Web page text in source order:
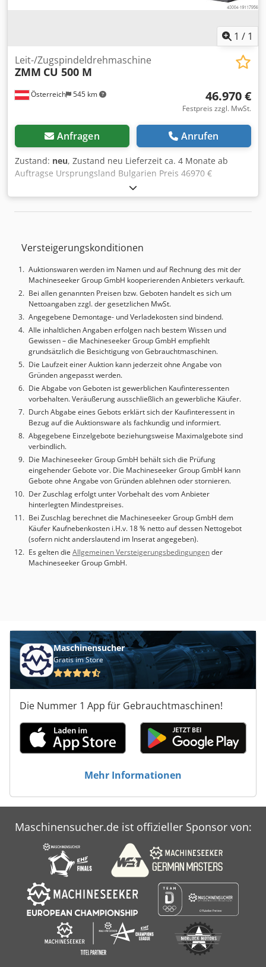
1 / 1
Österreich 545 km
Leit-/Zugspindeldrehmaschine
ZMM CU 500 M
46.970 €
Festpreis zzgl. MwSt.
Anfragen Anrufen
Zustand: neu, Zustand neu Lieferzeit ca. 4 Monate ab
Auftragse Ursprungsland Bulgarien Preis 46970 €
Leasingrate 897.13 € Drehdurchmesser über Bett 500 mm
Spitzenweite 1500 mm Spitzenhöhe 250 mm
Spindelbohrung 80 mm Drehdurchmesser über
Spindeldrehzahl 20-2000 1/min Vorschubanzahl 120
mm/U Gewindeanzahl 64 Gewinde metrisch Bereich 0.5 -
120 mm Gewinde Zoll Bereich 60 - 1/4" Gänge/" Gewinde
Modul Bereich Gewinde DP Bereich 240 - 1 Verstellbereich
Querschlitten 315 mm Verstellbereich Oberschlitten 1 mm
Reitstock Pinolendurchmesser 90 mm Chjdpfswiq Rfex
Agxja Reitstock Aufnahme 5 MK Reitstock Pinolenweg 2
mm Motorleistung 7.5 kW Länge 3100 mm Breite 1250 mm
Höhe 1400 mm Gewicht 2820 kg Antrieb
überSchaltgetriebe 3-Achsen Digitalanzeige Fagor
Schnellwechselstahlhalter Amestra, System wie Multifix
inkl. 4 Halter (3x Rechteck, 1 Rund) 3-Backenfutter Bison
3204/DIN6350, Ø 250 mm Fixer Körner Längsanschlag für
eine Position Kühlmitteleinrichtung Hintere
Spänespritzwand über die gesamte Länge Leit- und
Zugspindelabdeckung Schutz für das Drehfutter
Werkzeughalterschutz Nivellierbolzen- und Platten
Reitstock mit Schnellklemmung Niederspannungs-
Maschinenleuchte Betriebsanleitung Ausrüstung gemäß
„CE“ WEITERE DREHLÄNGEN: Drehlänge 1.000 mm €
45610,00 Drehlänge 2.000 mm € 49010,00 Drehlänge 3.000
mm € 53450,00 Drehlänge 4.000 mm € 59360,00 Drehlänge
5.000 mm € 74840,00
Versteigerungskonditionen
Auktionswaren werden im Namen und auf Rechnung des mit der
Machineseeker Group GmbH kooperierenden Anbieters verkauft.
Bei allen genannten Preisen bzw. Geboten handelt es sich um
Nettoangaben zzgl. der gesetzlichen MwSt.
Angegebene Demontage- und Verladekosten sind bindend.
Alle inhaltlichen Angaben erfolgen nach bestem Wissen und
Gewissen – die Machineseeker Group GmbH empfiehlt
grundsätzlich die Besichtigung von Gebrauchtmaschinen.
Die Laufzeit einer Auktion kann jederzeit ohne Angabe von
Gründen angepasst werden.
Die Abgabe von Geboten ist gewerblichen Kaufinteressenten
vorbehalten. Veräußerung ausschließlich an gewerbliche Käufer.
Durch Abgabe eines Gebots erklärt sich der Kaufinteressent in
Bezug auf die Auktionsware als fachkundig und informiert.
Abgegebene Einzelgebote beziehungsweise Maximalgebote sind
verbindlich.
Die Machineseeker Group GmbH behält sich die Prüfung
eingehender Gebote vor. Die Machineseeker Group GmbH kann
Gebote ohne Angabe von Gründen ablehnen oder stornieren.
Der Zuschlag erfolgt unter Vorbehalt des vom Anbieter
hinterlegten Mindestpreises.
Bei Zuschlag berechnet die Machineseeker Group GmbH dem
Käufer Kaufnebenkosten i.H.v. 18 % netto auf dessen Nettogebot
(sofern nicht anderslautend im Inserat angegeben).
Es gelten die Allgemeinen Versteigerungsbedingungender
Machineseeker Group GmbH.
Maschinensucher
Gratis im Store
Die Nummer 1 App für Gebrauchtmaschinen!
Mehr Informationen
Maschinensucher.de ist offizieller Sponsor von: